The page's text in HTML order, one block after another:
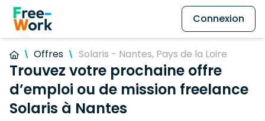
Connexion
Offres Solaris - Nantes, Pays de la Loire
Trouvez votre prochaine offre
d’emploi ou de mission freelance
Solaris à Nantes